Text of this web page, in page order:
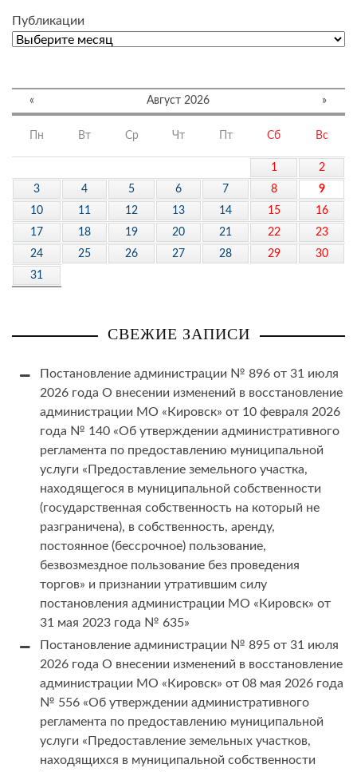
Публикации
« Август 2026 »
Пн Вт Ср Чт Пт Сб Вс
1
2
3
4 5 6 7 8
9
10
11 12 13 14 15
16
17
18 19 20 21 22
23
24
25 26 27 28 29
30
31
СВЕЖИЕ ЗАПИСИ
Постановление администрации № 896 от 31 июля
2026 года О внесении изменений в восстановление
администрации МО «Кировск» от 10 февраля 2026
года № 140 «Об утверждении административного
регламента по предоставлению муниципальной
услуги «Предоставление земельного участка,
находящегося в муниципальной собственности
(государственная собственность на который не
разграничена), в собственность, аренду,
постоянное (бессрочное) пользование,
безвозмездное пользование без проведения
торгов» и признании утратившим силу
постановления администрации МО «Кировск» от
31 мая 2023 года № 635»
Постановление администрации № 895 от 31 июля
2026 года О внесении изменений в восстановление
администрации МО «Кировск» от 08 мая 2026 года
№ 556 «Об утверждении административного
регламента по предоставлению муниципальной
услуги «Предоставление земельных участков,
находящихся в муниципальной собственности